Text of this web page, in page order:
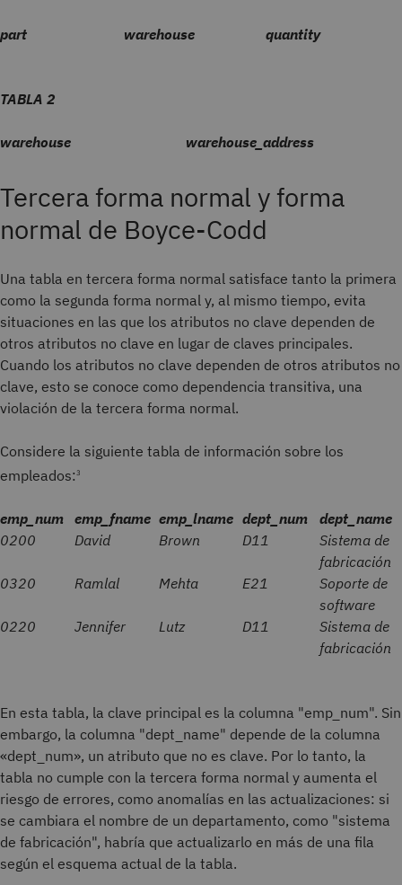
part warehouse quantity
TABLA 2
warehouse warehouse_address
Tercera forma normal y forma
normal de Boyce-Codd
Una tabla en tercera forma normal satisface tanto la primera
como la segunda forma normal y, al mismo tiempo, evita
situaciones en las que los atributos no clave dependen de
otros atributos no clave en lugar de claves principales.
Cuando los atributos no clave dependen de otros atributos no
clave, esto se conoce como dependencia transitiva, una
violación de la tercera forma normal.
Considere la siguiente tabla de información sobre los
empleados: 3
emp_num emp_fname emp_lname dept_num
dept_name
0200
David Brown D11
Sistema de
fabricación
0320
Ramlal Mehta E21
Soporte de
software
0220
Jennifer Lutz D11
Sistema de
fabricación
En esta tabla, la clave principal es la columna "emp_num". Sin
embargo, la columna "dept_name" depende de la columna
«dept_num», un atributo que no es clave. Por lo tanto, la
tabla no cumple con la tercera forma normal y aumenta el
riesgo de errores, como anomalías en las actualizaciones: si
se cambiara el nombre de un departamento, como "sistema
de fabricación", habría que actualizarlo en más de una fila
según el esquema actual de la tabla.